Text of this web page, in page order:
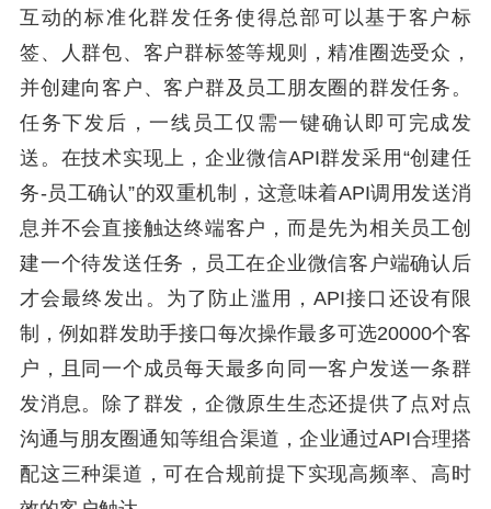
互动的标准化群发任务使得总部可以基于客户标
签、人群包、客户群标签等规则，精准圈选受众，
并创建向客户、客户群及员工朋友圈的群发任务。
任务下发后，一线员工仅需一键确认即可完成发
送。在技术实现上，企业微信API群发采用“创建任
务-员工确认”的双重机制，这意味着API调用发送消
息并不会直接触达终端客户，而是先为相关员工创
建一个待发送任务，员工在企业微信客户端确认后
才会最终发出。为了防止滥用，API接口还设有限
制，例如群发助手接口每次操作最多可选20000个客
户，且同一个成员每天最多向同一客户发送一条群
发消息。除了群发，企微原生生态还提供了点对点
沟通与朋友圈通知等组合渠道，企业通过API合理搭
配这三种渠道，可在合规前提下实现高频率、高时